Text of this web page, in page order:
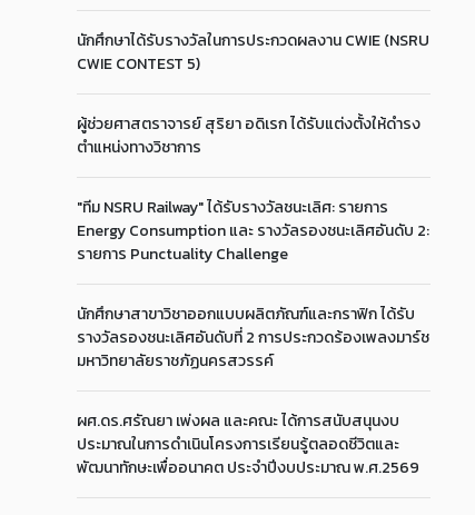
นักศึกษาได้รับรางวัลในการประกวดผลงาน CWIE (NSRU
CWIE CONTEST 5)
ผู้ช่วยศาสตราจารย์ สุริยา อดิเรก ได้รับแต่งตั้งให้ดำรง
ตำแหน่งทางวิชาการ
"ทีม NSRU Railway" ได้รับรางวัลชนะเลิศ: รายการ
Energy Consumption และ รางวัลรองชนะเลิศอันดับ 2:
รายการ Punctuality Challenge
นักศึกษาสาขาวิชาออกแบบผลิตภัณฑ์และกราฟิก ได้รับ
รางวัลรองชนะเลิศอันดับที่ 2 การประกวดร้องเพลงมาร์ช
มหาวิทยาลัยราชภัฏนครสวรรค์
ผศ.ดร.ศรัณยา เพ่งผล และคณะ ได้การสนับสนุนงบ
ประมาณในการดำเนินโครงการเรียนรู้ตลอดชีวิตและ
พัฒนาทักษะเพื่ออนาคต ประจำปีงบประมาณ พ.ศ.2569